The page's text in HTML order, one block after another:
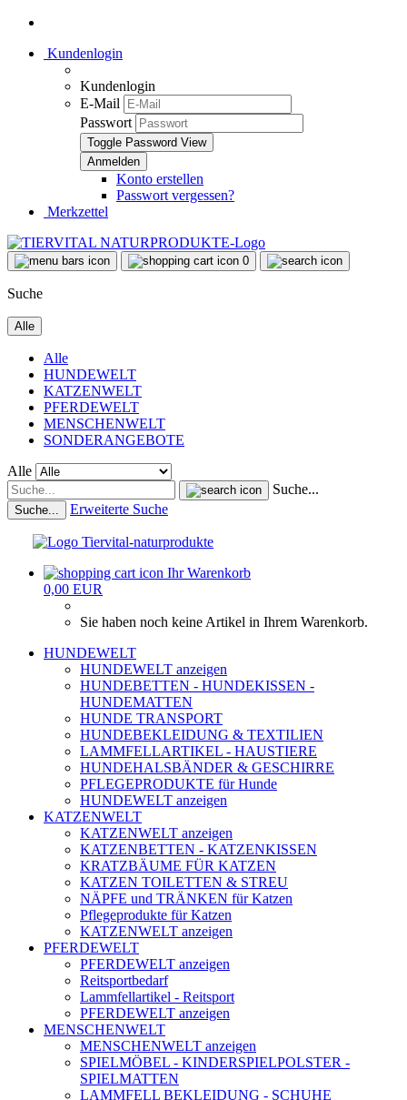
Kundenlogin
Kundenlogin
E-Mail
Passwort
Toggle Password View
Konto erstellen
Passwort vergessen?
Merkzettel
0
Suche
Alle
Alle
HUNDEWELT
KATZENWELT
PFERDEWELT
MENSCHENWELT
SONDERANGEBOTE
Alle
Suche...
Suche... Erweiterte Suche
Ihr Warenkorb
0,00 EUR
Sie haben noch keine Artikel in Ihrem Warenkorb.
HUNDEWELT
HUNDEWELT anzeigen
HUNDEBETTEN - HUNDEKISSEN -
HUNDEMATTEN
HUNDE TRANSPORT
HUNDEBEKLEIDUNG & TEXTILIEN
LAMMFELLARTIKEL - HAUSTIERE
HUNDEHALSBÄNDER & GESCHIRRE
PFLEGEPRODUKTE für Hunde
HUNDEWELT anzeigen
KATZENWELT
KATZENWELT anzeigen
KATZENBETTEN - KATZENKISSEN
KRATZBÄUME FÜR KATZEN
KATZEN TOILETTEN & STREU
NÄPFE und TRÄNKEN für Katzen
Pflegeprodukte für Katzen
KATZENWELT anzeigen
PFERDEWELT
PFERDEWELT anzeigen
Reitsportbedarf
Lammfellartikel - Reitsport
PFERDEWELT anzeigen
MENSCHENWELT
MENSCHENWELT anzeigen
SPIELMÖBEL - KINDERSPIELPOLSTER -
SPIELMATTEN
LAMMFELL BEKLEIDUNG - SCHUHE